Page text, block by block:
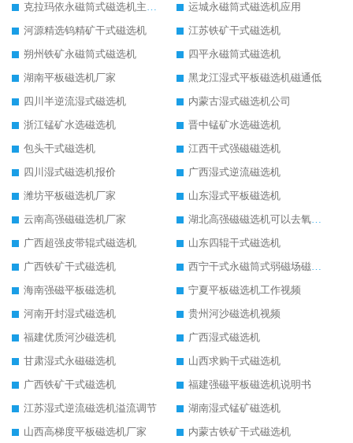
克拉玛依永磁筒式磁选机主要技术参数
运城永磁筒式磁选机应用
河源精选钨精矿干式磁选机
江苏铁矿干式磁选机
朔州铁矿永磁筒式磁选机
四平永磁筒式磁选机
湖南平板磁选机厂家
黑龙江湿式平板磁选机磁通低
四川半逆流湿式磁选机
内蒙古湿式磁选机公司
浙江锰矿水选磁选机
晋中锰矿水选磁选机
包头干式磁选机
江西干式强磁磁选机
四川湿式磁选机报价
广西湿式逆流磁选机
潍坊平板磁选机厂家
山东湿式平板磁选机
云南高强磁磁选机厂家
湖北高强磁磁选机可以去氧化铝
广西超强皮带辊式磁选机
山东四辊干式磁选机
广西铁矿干式磁选机
西宁干式永磁筒式弱磁场磁选机结构图
海南强磁平板磁选机
宁夏平板磁选机工作视频
河南开封湿式磁选机
贵州河沙磁选机视频
福建优质河沙磁选机
广西湿式磁选机
甘肃湿式永磁磁选机
山西求购干式磁选机
广西铁矿干式磁选机
福建强磁平板磁选机说明书
江苏湿式逆流磁选机溢流调节
湖南湿式锰矿磁选机
山西高梯度平板磁选机厂家
内蒙古铁矿干式磁选机